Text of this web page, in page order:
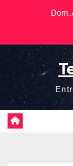
Dom.